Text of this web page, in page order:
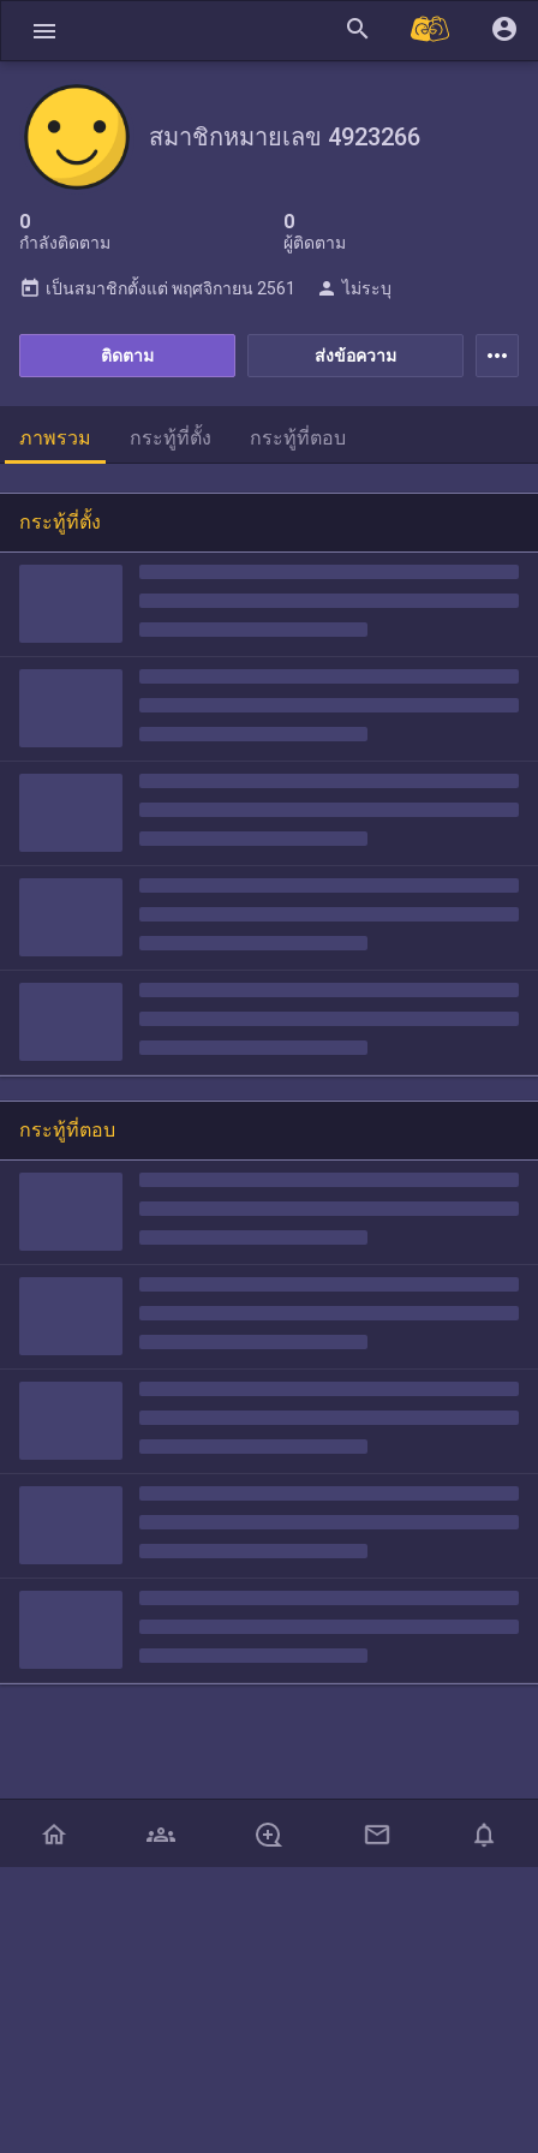
menu search account_circle
สมาชิกหมายเลข 4923266
0
กำลังติดตาม
0
ผู้ติดตาม
ส่งข้อความ
ติดตาม
today เป็นสมาชิกตั้งแต่ พฤศจิกายน 2561 person ไม่ระบุ
more_horiz
ภาพรวม กระทู้ที่ตั้ง กระทู้ที่ตอบ
กระทู้ที่ตั้ง
กระทู้ที่ตอบ